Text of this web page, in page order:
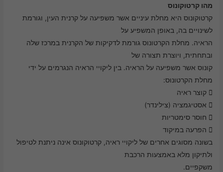
מהו קרטוקונוס
קרטוקונוס היא מחלת עיניים אשר משפיעה על קרנית העין, וגורמת
לשינויים בה, באופן המשפיע על
הראיה. מחלת הקרטונוס גורמת לדקיקות של הקרנית במרכז שלה
ובתחתית, ויוצרת תצורה של
קונוס אשר משפיעה על הראיה. בין ליקויי הראיה הנגרמים על ידי
מחלת הקרטונוס:
 קוצר ראיה
 אסטיגמציה (צילינדר)
 חוסר סימטריות
 הפרעה במיקוד
בשונה מסוגים אחרים של ליקויי ראיה, קרטוקונוס אינה ניתנת לטיפול
ולתיקון מלא באמצעות הרכבת
משקפיים.